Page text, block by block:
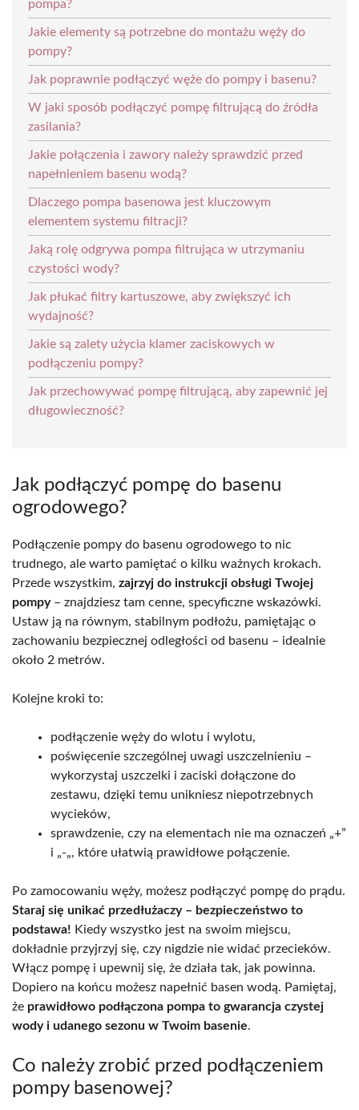
pompa?
Jakie elementy są potrzebne do montażu węży do
pompy?
Jak poprawnie podłączyć węże do pompy i basenu?
W jaki sposób podłączyć pompę filtrującą do źródła
zasilania?
Jakie połączenia i zawory należy sprawdzić przed
napełnieniem basenu wodą?
Dlaczego pompa basenowa jest kluczowym
elementem systemu filtracji?
Jaką rolę odgrywa pompa filtrująca w utrzymaniu
czystości wody?
Jak płukać filtry kartuszowe, aby zwiększyć ich
wydajność?
Jakie są zalety użycia klamer zaciskowych w
podłączeniu pompy?
Jak przechowywać pompę filtrującą, aby zapewnić jej
długowieczność?
Jak podłączyć pompę do basenu
ogrodowego?
Podłączenie pompy do basenu ogrodowego to nic
trudnego, ale warto pamiętać o kilku ważnych krokach.
Przede wszystkim, zajrzyj do instrukcji obsługi Twojej
pompy– znajdziesz tam cenne, specyficzne wskazówki.
Ustaw ją na równym, stabilnym podłożu, pamiętając o
zachowaniu bezpiecznej odległości od basenu – idealnie
około 2 metrów.
Kolejne kroki to:
podłączenie węży do wlotu i wylotu,
poświęcenie szczególnej uwagi uszczelnieniu –
wykorzystaj uszczelki i zaciski dołączone do
zestawu, dzięki temu unikniesz niepotrzebnych
wycieków,
sprawdzenie, czy na elementach nie ma oznaczeń „+”
i „-„, które ułatwią prawidłowe połączenie.
Po zamocowaniu węży, możesz podłączyć pompę do prądu.
Staraj się unikać przedłużaczy – bezpieczeństwo to
podstawa! Kiedy wszystko jest na swoim miejscu,
dokładnie przyjrzyj się, czy nigdzie nie widać przecieków.
Włącz pompę i upewnij się, że działa tak, jak powinna.
Dopiero na końcu możesz napełnić basen wodą. Pamiętaj,
że prawidłowo podłączona pompa to gwarancja czystej
wody i udanego sezonu w Twoim basenie.
Co należy zrobić przed podłączeniem
pompy basenowej?